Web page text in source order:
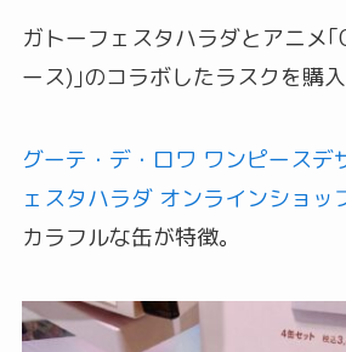
ガトーフェスタハラダとアニメ｢
ース)｣のコラボしたラスクを購入
グーテ・デ・ロワ ワンピースデ
ェスタハラダ オンラインショッ
カラフルな缶が特徴。